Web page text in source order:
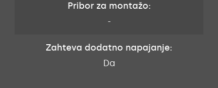
Pribor za montažo:
-
Zahteva dodatno napajanje:
Da